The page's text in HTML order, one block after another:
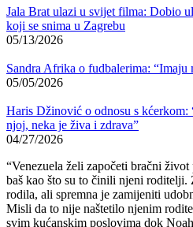
Jala Brat ulazi u svijet filma: Dobio
koji se snima u Zagrebu
05/13/2026
Sandra Afrika o fudbalerima: “Imaju
05/05/2026
Haris Džinović o odnosu s kćerkom:
njoj, neka je živa i zdrava”
04/27/2026
“Venezuela želi započeti bračni
baš kao što su to činili njeni
rodila, ali spremna je zamijeniti
Misli da to nije naštetilo njenim
svim kućanskim poslovima dok